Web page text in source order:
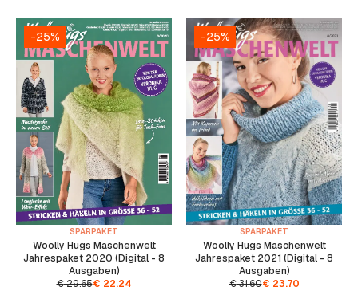
-25%
SPARPAKET
Woolly Hugs Maschenwelt
Jahrespaket 2020 (Digital - 8
Ausgaben)
€29.65€ 22.24
-25%
SPARPAKET
Woolly Hugs Maschenwelt
Jahrespaket 2021 (Digital - 8
Ausgaben)
€31.60€ 23.70